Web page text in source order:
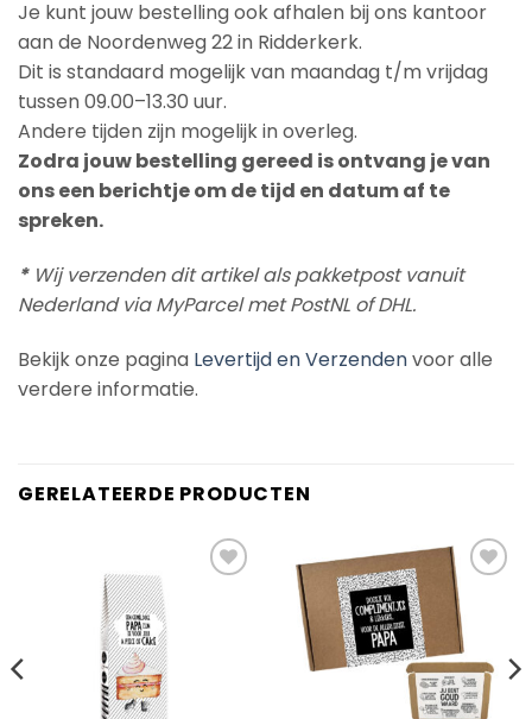
Je kunt jouw bestelling ook afhalen bij ons kantoor
aan de Noordenweg 22 in Ridderkerk.
Dit is standaard mogelijk van maandag t/m vrijdag
tussen 09.00–13.30 uur.
Andere tijden zijn mogelijk in overleg.
Zodra jouw bestelling gereed is ontvang je van
ons een berichtje om de tijd en datum af te
spreken.
*Wij verzenden dit artikel als pakketpost vanuit
Nederland via MyParcel met PostNL of DHL.
Bekijk onze pagina Levertijd en Verzendenvoor alle
verdere informatie.
GERELATEERDE PRODUCTEN
Add to
Wishlist